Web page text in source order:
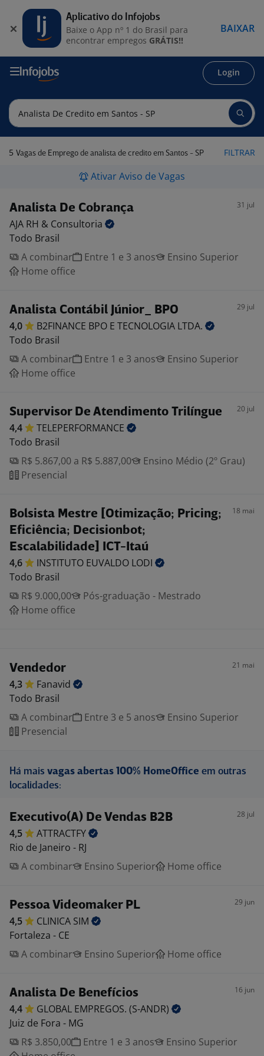
Login
5 Vagas de Emprego de analista de credito em Santos - SP FILTRAR
Ativar Aviso de Vagas
Analista De Cobrança 31 jul
AJA RH & Consultoria
Todo Brasil
A combinar
Entre 1 e 3 anos
Ensino Superior
Home office
Analista Contábil Júnior_ BPO 29 jul
4,0 B2FINANCE BPO E TECNOLOGIA LTDA.
Todo Brasil
A combinar
Entre 1 e 3 anos
Ensino Superior
Home office
Supervisor De Atendimento Trilíngue 20 jul
4,4
TELEPERFORMANCE
Todo Brasil
R$ 5.867,00 a R$ 5.887,00
Ensino Médio (2º Grau)
Presencial
Bolsista Mestre [Otimização; Pricing;
Eficiência; Decisionbot;
Escalabilidade] ICT-Itaú
18 mai
4,6 INSTITUTO EUVALDO LODI
Todo Brasil
R$ 9.000,00
Pós-graduação - Mestrado
Home office
Vendedor 21 mai
4,3
Fanavid
Todo Brasil
A combinar
Entre 3 e 5 anos
Ensino Superior
Presencial
Há mais vagas abertas 100% HomeOffice em outras
localidades:
Executivo(A) De Vendas B2B 28 jul
4,5
ATTRACTFY
Rio de Janeiro - RJ
A combinar
Ensino Superior Home office
Pessoa Videomaker PL 29 jun
4,5 CLINICA SIM
Fortaleza - CE
A combinar
Ensino Superior Home office
Analista De Benefícios 16 jun
4,4 GLOBAL EMPREGOS. (S-ANDR)
Juiz de Fora - MG
R$ 3.850,00
Entre 1 e 3 anos
Ensino Superior
Aplicativo do Infojobs
Baixe o App nº 1 do Brasil para
encontrar empregos GRÁTIS!!
BAIXAR